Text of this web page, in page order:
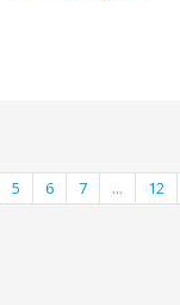
5 6 7 ... 12